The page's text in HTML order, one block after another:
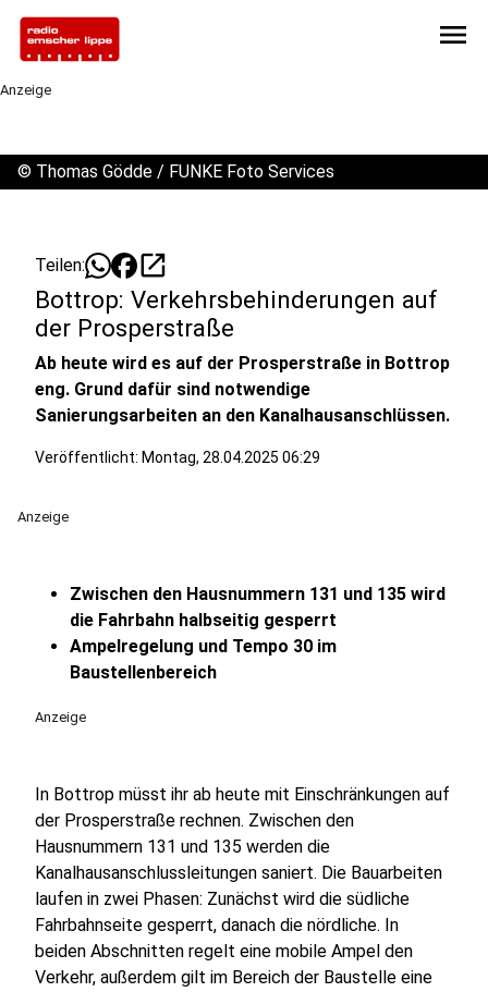
menu
Anzeige
© Thomas Gödde / FUNKE Foto Services
Teilen: open_in_new
Bottrop: Verkehrsbehinderungen auf
der Prosperstraße
Ab heute wird es auf der Prosperstraße in Bottrop
eng. Grund dafür sind notwendige
Sanierungsarbeiten an den Kanalhausanschlüssen.
Veröffentlicht: Montag, 28.04.2025 06:29
Anzeige
Zwischen den Hausnummern 131 und 135 wird
die Fahrbahn halbseitig gesperrt
Ampelregelung und Tempo 30 im
Baustellenbereich
Anzeige
In Bottrop müsst ihr ab heute mit Einschränkungen auf
der Prosperstraße rechnen. Zwischen den
Hausnummern 131 und 135 werden die
Kanalhausanschlussleitungen saniert. Die Bauarbeiten
laufen in zwei Phasen: Zunächst wird die südliche
Fahrbahnseite gesperrt, danach die nördliche. In
beiden Abschnitten regelt eine mobile Ampel den
Verkehr, außerdem gilt im Bereich der Baustelle eine